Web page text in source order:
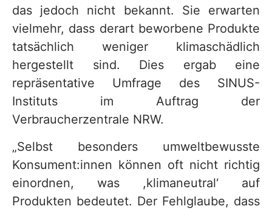
das jedoch nicht bekannt. Sie erwarten
vielmehr, dass derart beworbene Produkte
tatsächlich weniger klimaschädlich
hergestellt sind. Dies ergab eine
repräsentative Umfrage des SINUS-
Instituts im Auftrag der
Verbraucherzentrale NRW.
„Selbst besonders umweltbewusste
Konsument:innen können oft nicht richtig
einordnen, was ,klimaneutral‘ auf
Produkten bedeutet. Der Fehlglaube, dass